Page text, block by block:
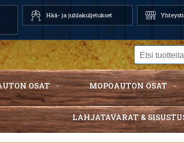
Hää- ja juhlakuljetukset
OSAT MOPOAUTON OSAT
LAHJATAVARAT &